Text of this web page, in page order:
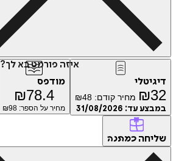
איזה פורמט בא לך?
דיגיטלי
₪32 מחיר קודם: ₪48
במבצע עד: 31/08/2026
מודפס
₪78.4
מחיר על הספר: ₪ 98
שליחה כמתנה